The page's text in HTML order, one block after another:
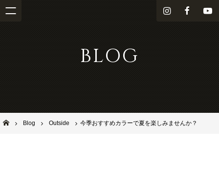
i
m
Y
BLOG
池田市石橋の美容室ならヘアサロンSolana（ソラーナ）
Blog Outside 今季おすすめカラーで夏を楽しみませんか？